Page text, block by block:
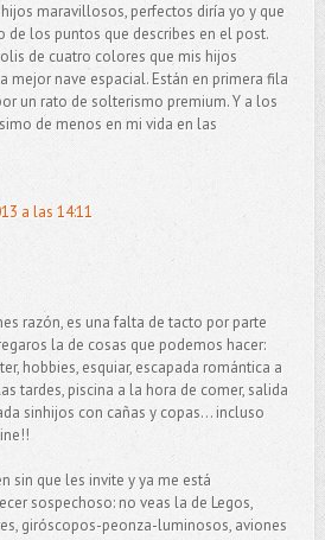
maravillosos, perfectos diría yo y que
de los puntos que describes en el post.
de cuatro colores que mis hijos
mejor nave espacial. Están en primera fila
un rato de solterismo premium. Y a los
de menos en mi vida en las
a las 14:11
razón, es una falta de tacto por parte
la de cosas que podemos hacer:
hobbies, esquiar, escapada romántica a
tardes, piscina a la hora de comer, salida
sinhijos con cañas y copas... incluso
sin que les invite y ya me está
sospechoso: no veas la de Legos,
giróscopos-peonza-luminosos, aviones